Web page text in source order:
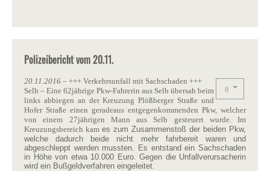
Polizeibericht vom 20.11.
20.11.2016 – +++ Verkehrsunfall mit Sachschaden +++
Selb – Eine 62jährige Pkw-Fahrerin aus Selb übersah beim
links abbiegen an der Kreuzung Plößberger Straße und
Hofer Straße einen geradeaus entgegenkommenden Pkw, welcher
von einem 27jährigen Mann aus Selb gesteuert wurde. Im
Kreuzungsbereich kam es zum Zusammenstoß der beiden Pkw,
welche dadurch beide nicht mehr fahrbereit waren und
abgeschleppt werden mussten. Es entstand ein Sachschaden
in Höhe von etwa 10.000 Euro. Gegen die Unfallverursacherin
wird ein Bußgeldverfahren eingeleitet.